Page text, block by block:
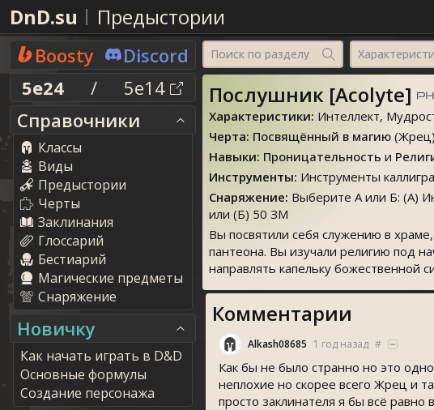
DnD.su Предыстории
Boosty
Discord
5e24
/
5e14
Справочники
Классы
Виды
Предыстории
Черты
Заклинания
Глоссарий
Бестиарий
Магические предметы
Снаряжение
Новичку
Как начать играть в D&D
Основные формулы
Создание персонажа
Поиск по разделу
Послушник [Acolyte]
Характеристики: Интеллект,
Черта: Посвящённый в магию (Жрец)
Навыки: Проницательность и
Инструменты: Инструменты
Снаряжение: Выберите А или Б: (А)
или (Б) 50 ЗМ
Вы посвятили себя служению в
пантеона. Вы изучали религию под
направлять капельку божественной
Комментарии
Alkash08685 1 год назад #
Как бы не было странно но это
неплохие но скорее всего Жрец и
просто заклинателя я бы всё